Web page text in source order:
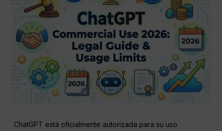
ChatGPT está oficialmente autorizada para su uso